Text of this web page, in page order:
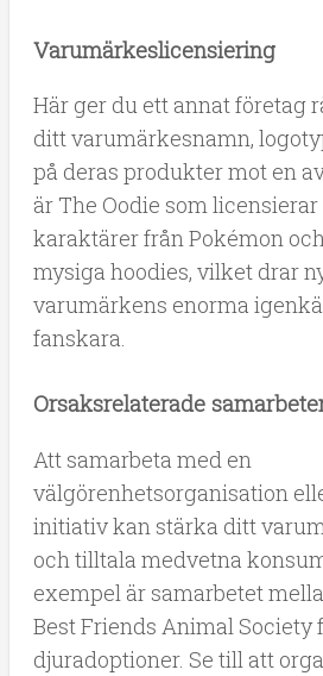
Varumärkeslicensiering
Här ger du ett annat företag
ditt varumärkesnamn,
på deras produkter mot en
är The Oodie som
karaktärer från Pokémon
mysiga hoodies, vilket drar
varumärkens enorma
fanskara.
Orsaksrelaterade
Att samarbeta med en
välgörenhetsorganisation
initiativ kan stärka ditt
och tilltala medvetna
exempel är samarbetet
Best Friends Animal Society
djuradoptioner. Se till att